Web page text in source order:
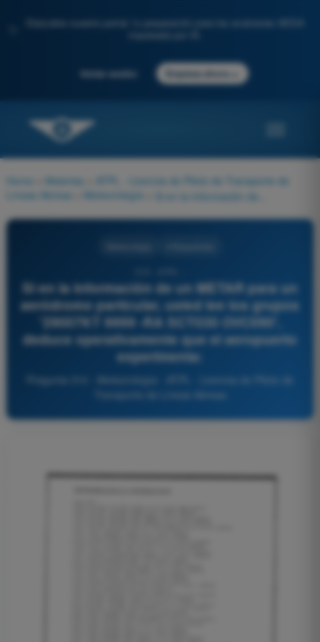
Descubre nuestro portal: tu preparación para los exámenes AESA
Iniciar sesión Empieza ahora
Home Materias
ATPL - Licencia de Piloto de Transporte de
Líneas Aéreas
Meteorología
Si en la información de un METAR para un
aeródromo particular, usted lee los grupos
'29007KT 9999 -RA SCT030 OVC090',
deduce operativamente que el aeropuerto
experimenta:
Pregunta 310 - Meteorología - ATPL - Licencia de Piloto de